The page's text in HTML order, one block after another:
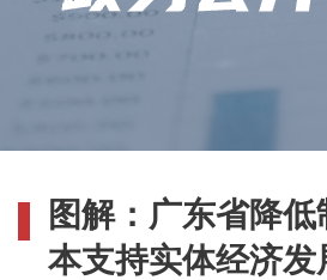
图解：广东省降
本支持实体经济